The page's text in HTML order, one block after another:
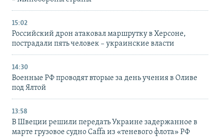
15:02
Российский дрон атаковал маршрутку в Херсоне,
пострадали пять человек – украинские власти
14:30
Военные РФ проводят вторые за день учения в Оливе
под Ялтой
13:58
В Швеции решили передать Украине задержанное в
марте грузовое судно Caffa из «теневого флота» РФ